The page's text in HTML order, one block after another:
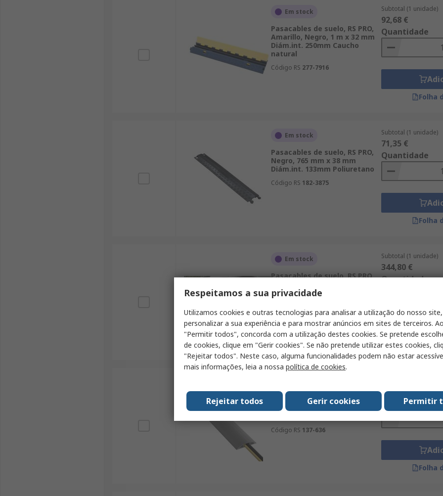
Em stock
Pasacables de suelo, RS PRO,
Amarillo, Negro, 1 m x 32 mm
Diám.int. 250mm Caucho
natural
Código RS 277-7916
Subtotal (1 unidade)
92,68 €
Quantidade
Folha
Em stock
Pasacables de suelo, RS PRO,
Negro, 765 mm x 38 mm
Diám.int. 133mm Poliuretano
Código RS 182-3875
Subtotal (1 unidade)
71,35 €
Quantidade
Folha
Em stock
Pasacables de suelo, RS PRO,
600mm Caucho
Subtotal (1 unidade)
344,80 €
Quantidade
Folha
Pasacables de suelo, RS PRO,
Gris, 9 m x 17 mm Diám.int.
Código RS 137-636
68,39 €
Quantidade
Folha
Respeitamos a sua privacidade
Utilizamos cookies e outras tecnologias para analisar a utilização do nosso
personalizar a sua experiência e para mostrar anúncios em sites de terceiros.
"Permitir todos", concorda com a utilização destes cookies. Se pretende
de cookies, clique em "Gerir cookies". Se não pretende utilizar estes cookies,
"Rejeitar todos". Neste caso, alguma funcionalidades podem não estar
mais informações, leia a nossa política de cookies.
Permitir
Gerir cookies
Rejeitar todos